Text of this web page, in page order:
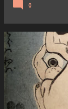
0